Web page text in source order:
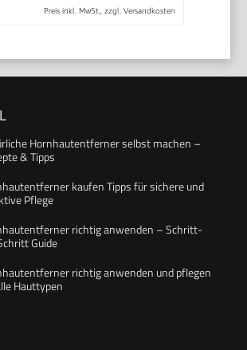
Preis inkl. MwSt., zzgl. Versandkosten
Hornhautentferner selbst machen –
& Tipps
kaufen Tipps für sichere und
Pflege
richtig anwenden – Schritt-
Guide
richtig anwenden und pflegen
Hauttypen